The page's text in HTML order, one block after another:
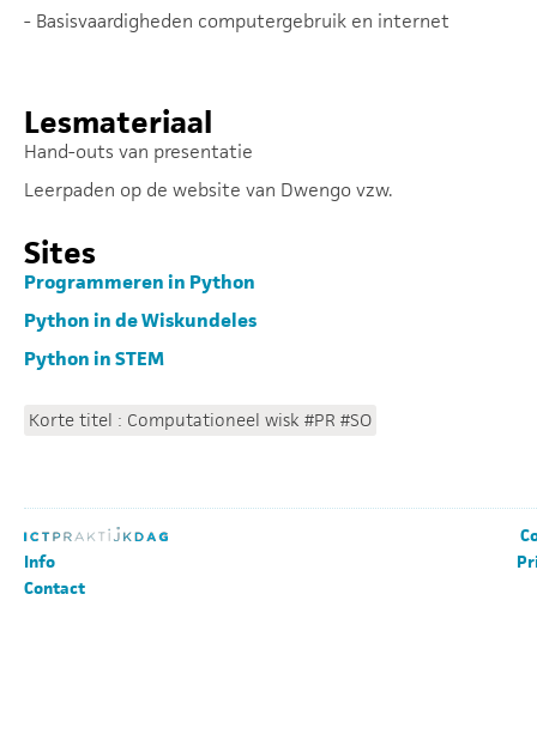
- Basisvaardigheden computergebruik en internet
Lesmateriaal
Hand-outs van presentatie
Leerpaden op de website van Dwengo vzw.
Sites
Programmeren in Python
Python in de Wiskundeles
Python in STEM
Korte titel : Computationeel wisk #PR #SO
Info
Contact